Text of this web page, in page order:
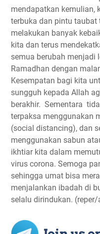
mendapatkan kemulian,
terbuka dan pintu taubat
melakukan banyak
kita dan terus
semua berubah menjadi
Ramadhan dengan
Kesempatan bagi kita
sungguh kepada Allah
berakhir. Sementara
terpaksa menggunakan
(social distancing), dan
menggunakan sabun
ikhtiar kita dalam
virus corona. Semoga
sehingga umat bisa
menjalankan ibadah di
selalu dirindukan. (reper/